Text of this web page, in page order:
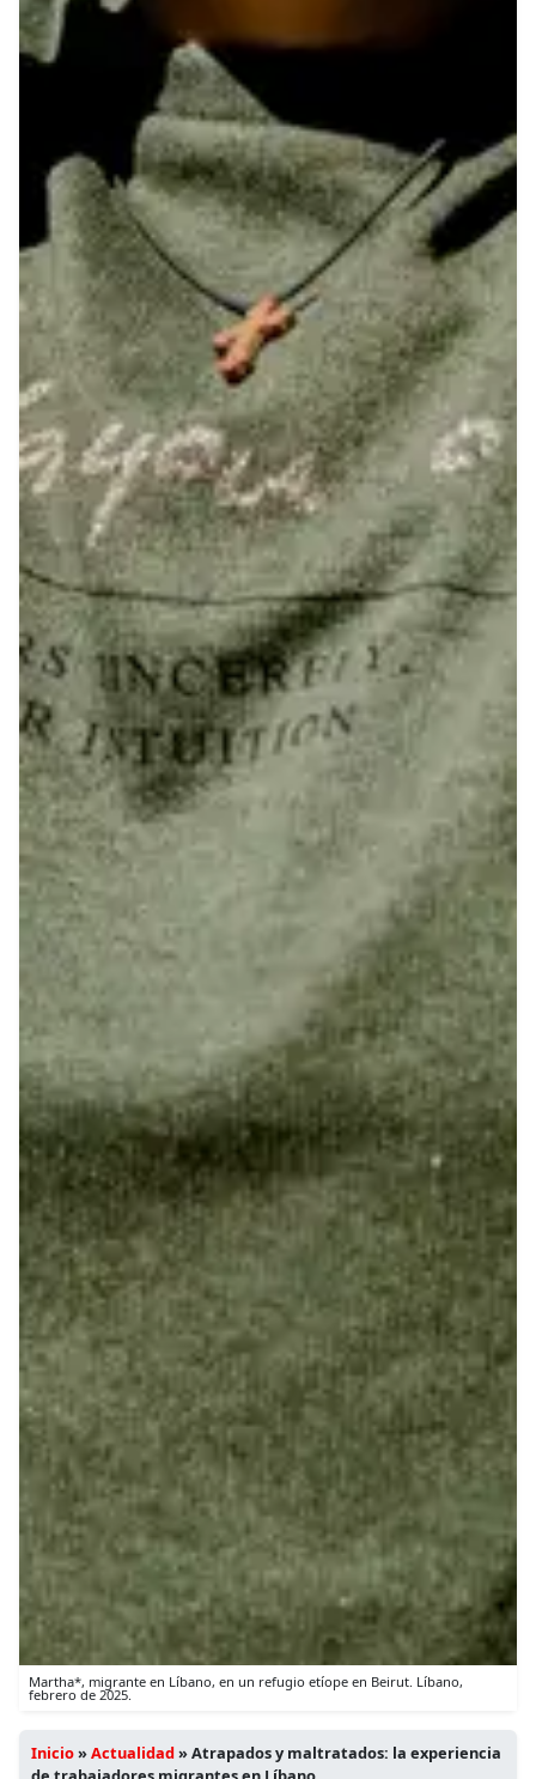
Martha*, migrante en Líbano, en un refugio etíope en Beirut. Líbano,
febrero de 2025.
Inicio»Actualidad»Atrapados y maltratados: la experiencia